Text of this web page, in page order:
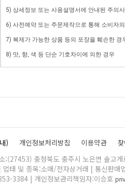
5) 상세정보 또는 사용설명서에 안내된 주의
6) 사전예약 또는 주문제작으로 통해 소비자
7) 복제가 가능한 상품 등의 포장을 훼손한 경
8) 맛, 향, 색 등 단순 기호차이에 의한 경우
) 개인정보처리방침 이용약관
:(27453) 충청북도 충주시 노은면 솔고
태 및 종목:소매/전자상거래 | 통신판매
3384 | 개인정보관리책임자:이승호